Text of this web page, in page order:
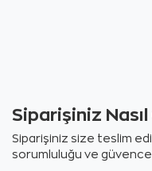
Siparişiniz
Siparişiniz size teslim
sorumluluğu ve